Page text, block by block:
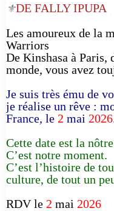
⚜️DE FALLY IPUPA
Les amoureux de la
Warriors
De Kinshasa à Paris,
monde, vous avez
Je suis très ému de
je réalise un rêve :
France, le 2 mai 2026
Cette date est la
C’est notre moment.
C’est l’histoire de
culture, de tout un
RDV le 2 mai 2026